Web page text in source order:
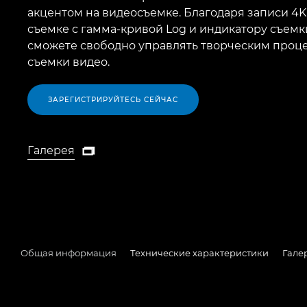
акцентом на видеосъемке. Благодаря записи
съемке с гамма-кривой Log и индикатору
сможете свободно управлять творческим
съемки видео.
ЗАРЕГИСТРИРУЙТЕСЬ СЕЙЧАС
Галерея
Галерея

Общая информация Технические характеристики